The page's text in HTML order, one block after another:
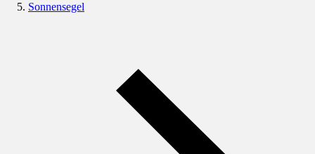
Sonnensegel